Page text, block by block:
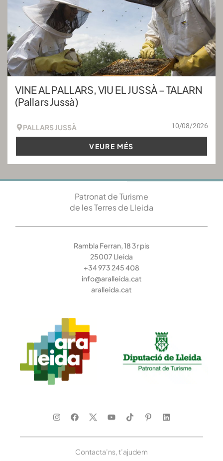
VINE AL PALLARS, VIU EL JUSSÀ – TALARN
(Pallars Jussà)
PALLARS JUSSÀ 10/08/2026
VEURE MÉS
Patronat de Turisme
de les Terres de Lleida
Rambla Ferran, 18 3r pis
25007 Lleida
+34 973 245 408
info@aralleida.cat
aralleida.cat
Contacta’ns, t’ajudem